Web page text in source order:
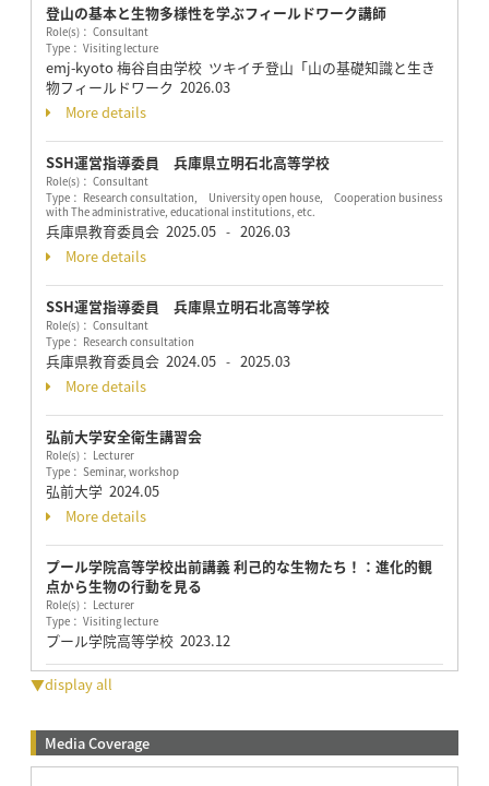
登山の基本と生物多様性を学ぶフィールドワーク講師
Role(s)： Consultant
Type： Visiting lecture
emj-kyoto 梅谷自由学校 ツキイチ登山「山の基礎知識と生き
物フィールドワーク 2026.03
More details
SSH運営指導委員 兵庫県立明石北高等学校
Role(s)： Consultant
Type： Research consultation, University open house, Cooperation business
with The administrative, educational institutions, etc.
兵庫県教育委員会 2025.05 - 2026.03
More details
SSH運営指導委員 兵庫県立明石北高等学校
Role(s)： Consultant
Type： Research consultation
兵庫県教育委員会 2024.05 - 2025.03
More details
弘前大学安全衛生講習会
Role(s)： Lecturer
Type： Seminar, workshop
弘前大学 2024.05
More details
プール学院高等学校出前講義 利己的な生物たち！：進化的観
点から生物の行動を見る
Role(s)： Lecturer
Type： Visiting lecture
プール学院高等学校 2023.12
▼display all
Media Coverage